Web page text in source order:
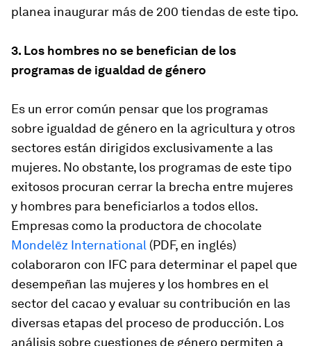
planea inaugurar más de 200 tiendas de este tipo.
3. Los hombres no se benefician de los
programas de igualdad de género
Es un error común pensar que los programas
sobre igualdad de género en la agricultura y otros
sectores están dirigidos exclusivamente a las
mujeres. No obstante, los programas de este tipo
exitosos procuran cerrar la brecha entre mujeres
y hombres para beneficiarlos a todos ellos.
Empresas como la productora de chocolate
Mondelēz International (PDF, en inglés)
colaboraron con IFC para determinar el papel que
desempeñan las mujeres y los hombres en el
sector del cacao y evaluar su contribución en las
diversas etapas del proceso de producción. Los
análisis sobre cuestiones de género permiten a